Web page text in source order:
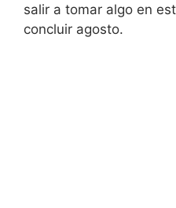
salir a tomar algo en
concluir agosto.